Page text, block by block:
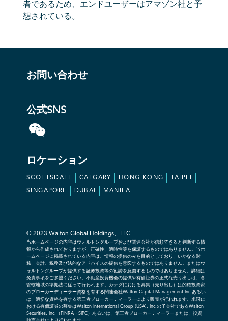
者であるため、エンドユーザーはアマゾン社と予
想されている。
お問い合わせ
公式SNS
ロケーション
SCOTTSDALE CALGARY HONG KONG TAIPEI
SINGAPORE DUBAI MANILA
© 2023 Walton Global Holdings、LLC
当ホームページの内容はウォルトングループおよび関連会社が信頼できると判断する情
報から作成されておりますが、正確性、適時性等を保証するものではありません。当ホ
ームページに掲載されている内容は、情報の提供のみを目的としており、いかなる財
務、会計、税務及び法的なアドバイスの提供を意図するものではありません。またはウ
ォルトングループが提供する証券投資等の勧誘を意図するものではありません。詳細は
免責事項をご参照ください。不動産投資機会の提供や有価証券の正式な売り出しは、各
管轄地域の準拠法に従って行われます。カナダにおける募集（売り出し）は的確投資家
のブローカーディーラー資格を有する関連会社Walton Capital Management Inc.あるい
は、適切な資格を有する第三者ブローカーディーラーにより販売が行われます。米国に
おける有価証券の募集はWalton International Group (USA), Inc.の子会社であるWalton
Securities, Inc.（FINRA・SIPC）あるいは、第三者ブローカーディーラーまたは、投資